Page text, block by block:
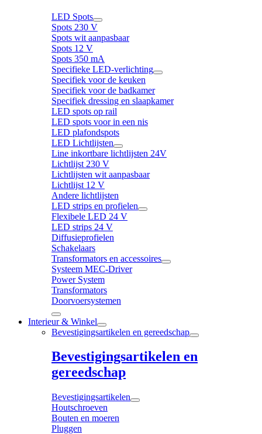
LED Spots
Spots 230 V
Spots wit aanpasbaar
Spots 12 V
Spots 350 mA
Specifieke LED-verlichting
Specifiek voor de keuken
Specifiek voor de badkamer
Specifiek dressing en slaapkamer
LED spots op rail
LED spots voor in een nis
LED plafondspots
LED Lichtlijsten
Line inkortbare lichtlijsten 24V
Lichtlijst 230 V
Lichtlijsten wit aanpasbaar
Lichtlijst 12 V
Andere lichtlijsten
LED strips en profielen
Flexibele LED 24 V
LED strips 24 V
Diffusieprofielen
Schakelaars
Transformators en accessoires
Systeem MEC-Driver
Power System
Transformators
Doorvoersystemen
Interieur & Winkel
Bevestigingsartikelen en gereedschap
Bevestigingsartikelen en
gereedschap
Bevestigingsartikelen
Houtschroeven
Bouten en moeren
Pluggen